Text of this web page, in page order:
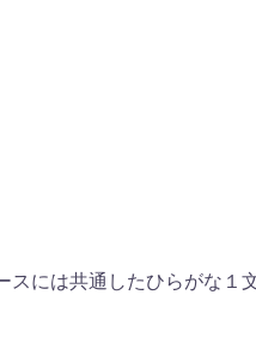
スには共通したひらがな１